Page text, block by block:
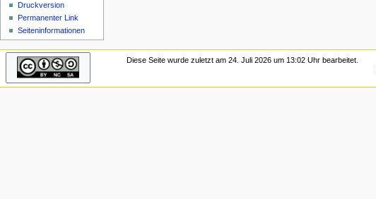
Druckversion
Permanenter Link
Seiten­­informationen
Diese Seite wurde zuletzt am 24. Juli 2026 um 13:02 Uhr bearbeitet.